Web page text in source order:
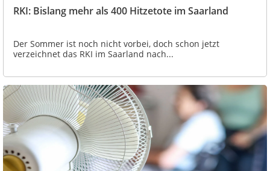
RKI: Bislang mehr als 400 Hitzetote im Saarland
Der Sommer ist noch nicht vorbei, doch schon jetzt
verzeichnet das RKI im Saarland nach...